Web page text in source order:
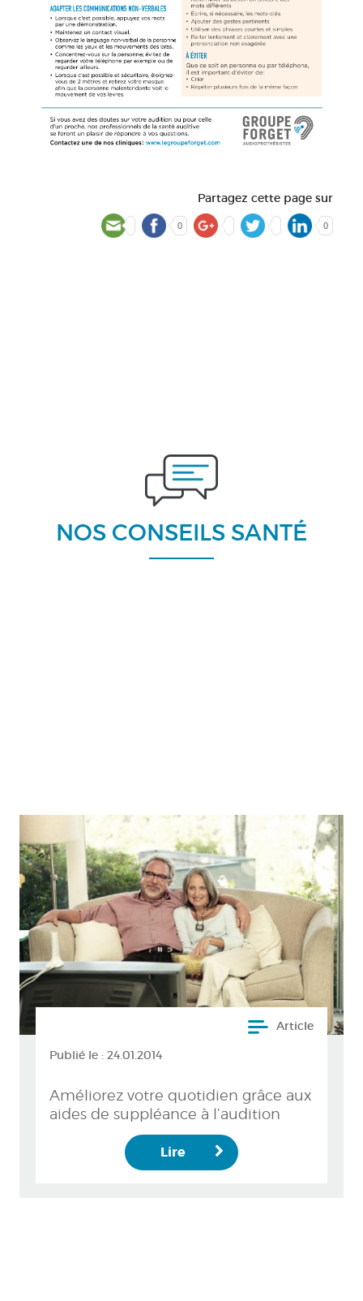
Partagez cette page sur
0 0
NOS CONSEILS SANTÉ
Article
Publié le : 24.01.2014
Améliorez votre quotidien grâce aux
aides de suppléance à l’audition
Lire